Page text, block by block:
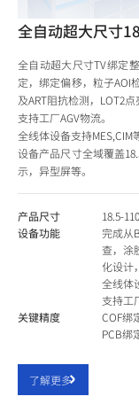
全自动超大尺寸
全自动超大尺寸TV绑定
定，绑定偏移，粒子AOI
及ART阻抗检测，LOT2
支持工厂AGV物流。
全线体设备支持
设备产品尺寸全域覆盖
示，异型屏等。
产品尺寸
18.5-
设备功能
完成从
查，涂
化设计
全线体
支持工
关键精度
COF绑
PCB绑
了解更多